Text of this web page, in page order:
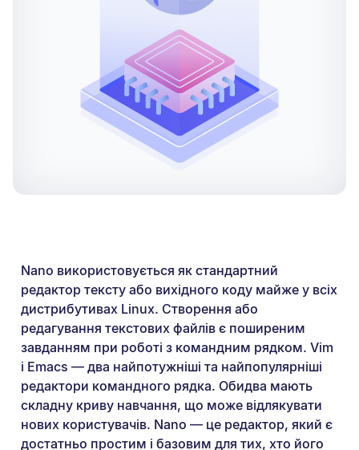
Nano використовується як стандартний
редактор тексту або вихідного коду майже у всіх
дистрибутивах Linux. Створення або
редагування текстових файлів є поширеним
завданням при роботі з командним рядком. Vim
і Emacs — два найпотужніші та найпопулярніші
редактори командного рядка. Обидва мають
складну криву навчання, що може відлякувати
нових користувачів. Nano — це редактор, який є
достатньо простим і базовим для тих, хто його